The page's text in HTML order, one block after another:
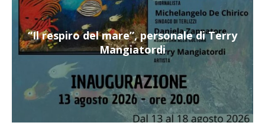
“Il respiro del mare”, personale di Terry
Mangiatordi